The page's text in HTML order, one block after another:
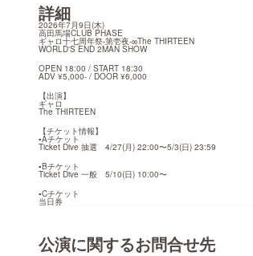
詳細
2026年7月9日(木)
高田馬場CLUB PHASE
ギャロ十七周年祭-第壱夜-∞The THIRTEEN
WORLD'S END 2MAN SHOW
OPEN 18:00 / START 18:30
ADV ¥5,000- / DOOR ¥6,000
【出演】
ギャロ
The THIRTEEN
【チケット情報】
▪︎Aチケット
Ticket Dive 抽選　4/27(月) 22:00〜5/3(日) 23:59
▪︎Bチケット
Ticket Dive 一般　5/10(日) 10:00〜
▪︎Cチケット
当日券
公演に関するお問合せ先